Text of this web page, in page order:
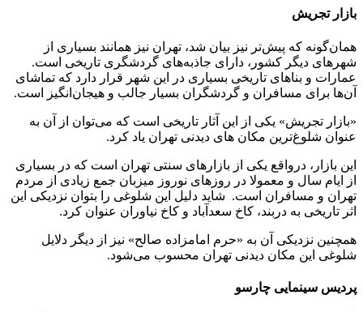
بازار تجریش
همان‌گونه که پیش‌تر نیز بیان شد، تهران نیز همانند بسیاری از
شهرهای دیگر کشور، دارای جاذبه‌های گردشگری تاریخی است.
عمارات و بناهای تاریخی بسیاری در این شهر قرار دارد که تماشای
آن‌ها برای مسافران و گردشگران بسیار جالب و هیجان‌انگیز است.
«بازار تجریش» یکی از این آثار تاریخی است که می‌توان از آن به
عنوان شلوغ‌ترین مکان های دیدنی تهران یاد کرد.
این بازار، درواقع یکی از بازارهای سنتی تهران است که در بسیاری
از ایام سال و معمولا در روزهای نوروز میزبان جمع زیادی از مردم
تهران و مسافران است. شاید دلیل این شلوغی را بتوان نزدیکی این
اثر تاریخی به دربند، کاخ‌ سعدآباد و کاخ نیاوران عنوان کرد.
همچنین نزدیکی آن به «حرم امامزاده صالح» نیز از دیگر دلایل
شلوغی این مکان دیدنی تهران محسوب می‌شود.
پردیس سینمایی چارسو